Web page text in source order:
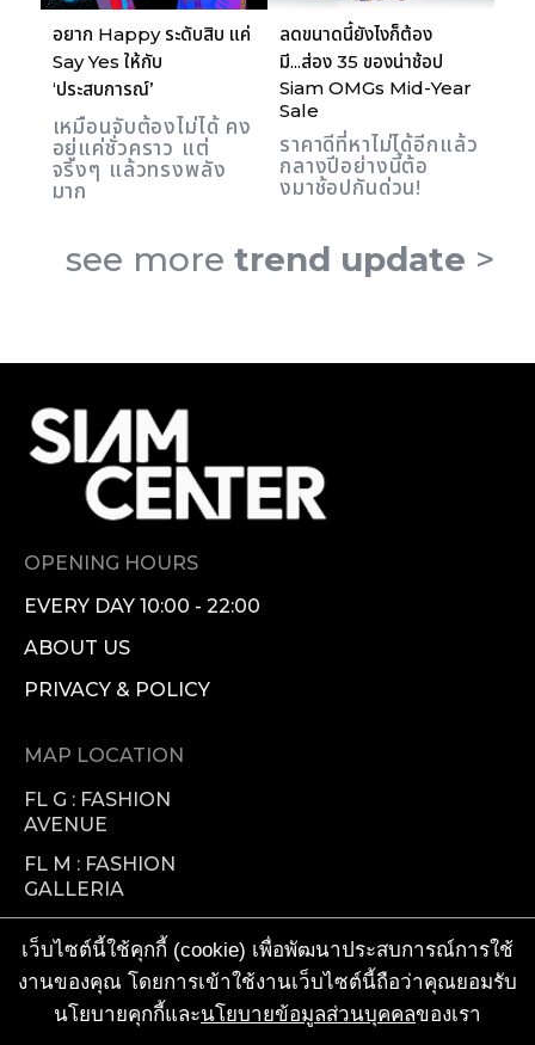
อยาก Happy ระดับสิบ แค่
Say Yes ให้กับ
‘ประสบการณ์’
เหมือนจับต้องไม่ได้ คง
อยู่แค่ชั่วคราว แต่
จริงๆ แล้วทรงพลัง
มาก
ลดขนาดนี้ยังไงก็ต้อง
มี...ส่อง 35 ของน่าช้อป
Siam OMGs Mid-Year
Sale
ราคาดีที่หาไม่ได้อีกแล้ว
กลางปีอย่างนี้ต้อ
งมาช้อปกันด่วน!
see moretrend update >
เว็บไซต์นี้ใช้คุกกี้ (cookie) เพื่อพัฒนาประสบการณ์การใช้
งานของคุณ โดยการเข้าใช้งานเว็บไซต์นี้ถือว่าคุณยอมรับ
นโยบายคุกกี้และนโยบายข้อมูลส่วนบุคคลของเรา
OPENING HOURS
EVERY DAY 10:00 - 22:00
ABOUT US
PRIVACY & POLICY
MAP LOCATION
FL G : FASHION
AVENUE
FL M : FASHION
GALLERIA
VISIONARY
FL 2 : FOOD
FACTORY